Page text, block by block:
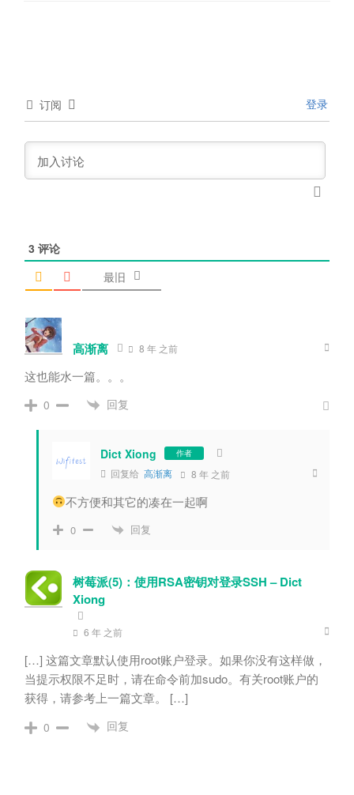
订阅 登录
3 评论
最旧
高渐离 8 年 之前
这也能水一篇。。。
0 回复
Dict Xiong 作者
回复给 高渐离 8 年 之前
不方便和其它的凑在一起啊
0 回复
树莓派(5)：使用RSA密钥对登录SSH – Dict
Xiong
6 年 之前
[…] 这篇文章默认使用root账户登录。如果你没有这样做，
当提示权限不足时，请在命令前加sudo。有关root账户的
获得，请参考上一篇文章。 […]
0 回复